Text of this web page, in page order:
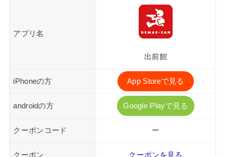
アプリ名
出前館
iPhoneの方 App Storeで見る
androidの方 Google Playで見る
クーポンコード ー
クーポン クーポンを見る